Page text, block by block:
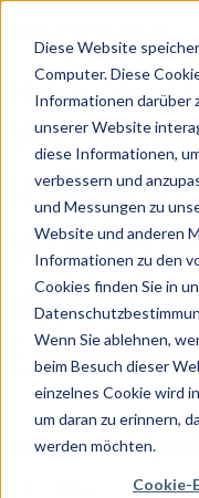
Diese Website
Computer. Diese
Informationen darüber
unserer Website
diese Informationen,
verbessern und
und Messungen zu
Website und anderen
Informationen zu den
Cookies finden Sie in
Wenn Sie ablehnen,
beim Besuch dieser
einzelnes Cookie wird
um daran zu erinnern,
werden möchten.
Cookie-
Redaktion Angermann